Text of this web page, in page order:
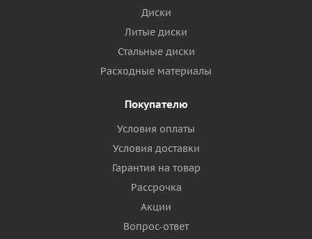
Диски
Литые диски
Стальные диски
Расходные материалы
Покупателю
Условия оплаты
Условия доставки
Гарантия на товар
Рассрочка
Акции
Вопрос-ответ